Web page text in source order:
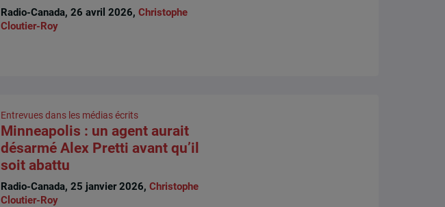
Radio-Canada, 26 avril 2026, Christophe
Cloutier-Roy
Entrevues dans les médias écrits
Minneapolis : un agent aurait
désarmé Alex Pretti avant qu’il
soit abattu
Radio-Canada, 25 janvier 2026, Christophe
Cloutier-Roy